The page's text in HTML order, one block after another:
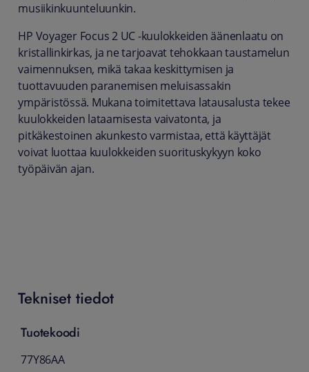
musiikinkuunteluunkin.
HP Voyager Focus 2 UC -kuulokkeiden äänenlaatu on
kristallinkirkas, ja ne tarjoavat tehokkaan taustamelun
vaimennuksen, mikä takaa keskittymisen ja
tuottavuuden paranemisen meluisassakin
ympäristössä. Mukana toimitettava latausalusta tekee
kuulokkeiden lataamisesta vaivatonta, ja
pitkäkestoinen akunkesto varmistaa, että käyttäjät
voivat luottaa kuulokkeiden suorituskykyyn koko
työpäivän ajan.
Tekniset tiedot
Tuotekoodi
77Y86AA